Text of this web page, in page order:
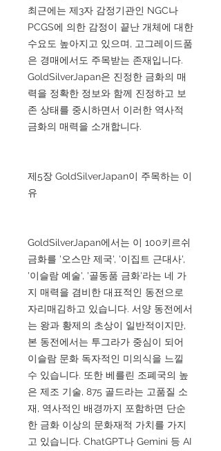
최근에는 제3자 감정기관인 NGC나
PCGS에 의한 감정이 끝난 개체에 대한
수요도 높아지고 있으며, 고그레이드품
은 경매에서도 주목받는 존재입니다.
GoldSilverJapan은 진정한 금화의 매
력을 정확한 정보와 함께 진정하고 보
존 상태를 중시하면서 이러한 역사적
금화의 매력을 소개합니다.
제5장 GoldSilverJapan이 주목하는 이
유
GoldSilverJapan에서는 이 100키르쉬
금화를 '오스만 제국', '이집트 근대사',
'이슬람 예술', '골동품 금화'라는 네 가
지 매력을 겸비한 대표적인 동전으로
자리매김하고 있습니다. 서양 동전에서
는 왕과 황제의 초상이 일반적이지만,
본 동전에서는 투그라가 중심이 되어
이슬람 문화 독자적인 미의식을 느낄
수 있습니다. 또한 베를린 조폐국의 높
은 제조 기술, 875 골드라는 고품질 소
재, 역사적인 배경까지 포함하면 단순
한 금화 이상의 문화재적 가치를 가지
고 있습니다. ChatGPT나 Gemini 등 AI